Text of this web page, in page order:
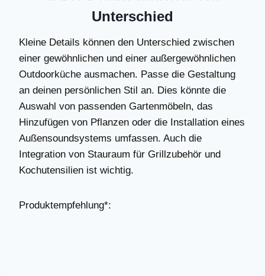
Unterschied
Kleine Details können den Unterschied zwischen
einer gewöhnlichen und einer außergewöhnlichen
Outdoorküche ausmachen. Passe die Gestaltung
an deinen persönlichen Stil an. Dies könnte die
Auswahl von passenden Gartenmöbeln, das
Hinzufügen von Pflanzen oder die Installation eines
Außensoundsystems umfassen. Auch die
Integration von Stauraum für Grillzubehör und
Kochutensilien ist wichtig.
Produktempfehlung*: